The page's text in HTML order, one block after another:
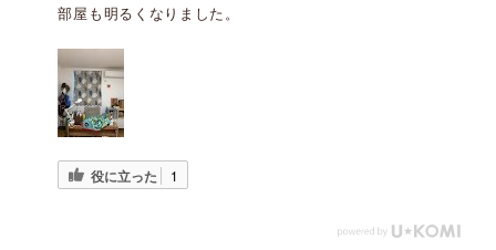
部屋も明るくなりました。
役に立った 1